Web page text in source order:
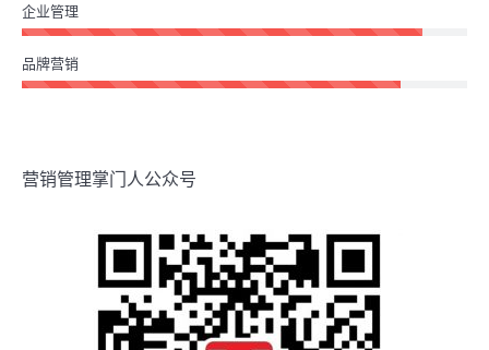
企业管理
品牌营销
营销管理掌门人公众号